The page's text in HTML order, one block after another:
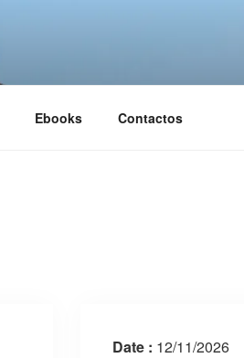
Ebooks Contactos
Date : 12/11/2026